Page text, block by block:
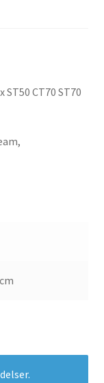
ST50 CT70 ST70